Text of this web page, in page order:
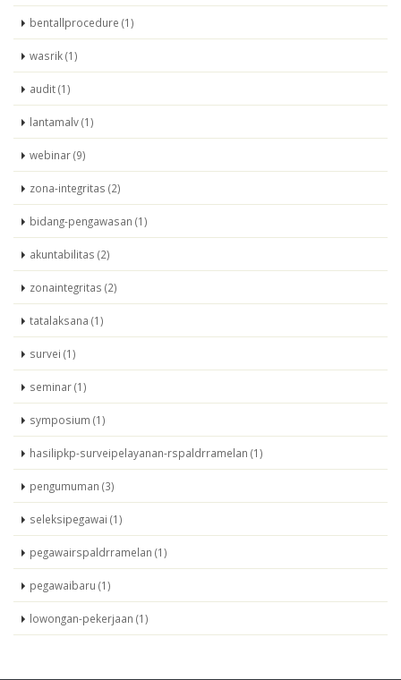
bentallprocedure (1)
wasrik (1)
audit (1)
lantamalv (1)
webinar (9)
zona-integritas (2)
bidang-pengawasan (1)
akuntabilitas (2)
zonaintegritas (2)
tatalaksana (1)
survei (1)
seminar (1)
symposium (1)
hasilipkp-surveipelayanan-rspaldrramelan (1)
pengumuman (3)
seleksipegawai (1)
pegawairspaldrramelan (1)
pegawaibaru (1)
lowongan-pekerjaan (1)